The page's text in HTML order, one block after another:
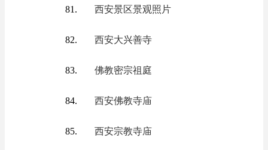
西安景区景观照片
西安大兴善寺
佛教密宗祖庭
西安佛教寺庙
西安宗教寺庙